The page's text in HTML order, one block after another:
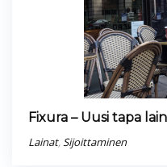
Fixura – Uusi tapa
Lainat,Sijoittaminen